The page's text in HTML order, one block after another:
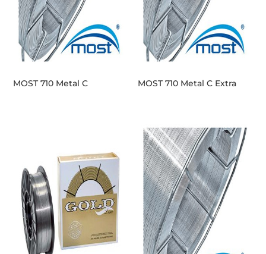
MOST 710 Metal C MOST 710 Metal C Extra